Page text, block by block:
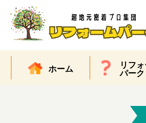
ホーム
リフ
パー